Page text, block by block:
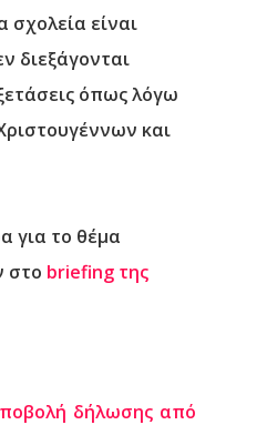
σχολεία είναι
διεξάγονται
όπως λόγω
και
για το θέμα
στο briefing της
δήλωσης από
Επικοινωνία